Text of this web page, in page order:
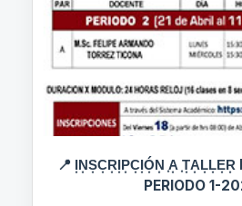
📍 I͙N͙S͙C͙R͙I͙P͙C͙I͙Ó͙N͙ ͙A͙ ͙T͙A͙L͙L͙E͙R͙
PERIODO 1-